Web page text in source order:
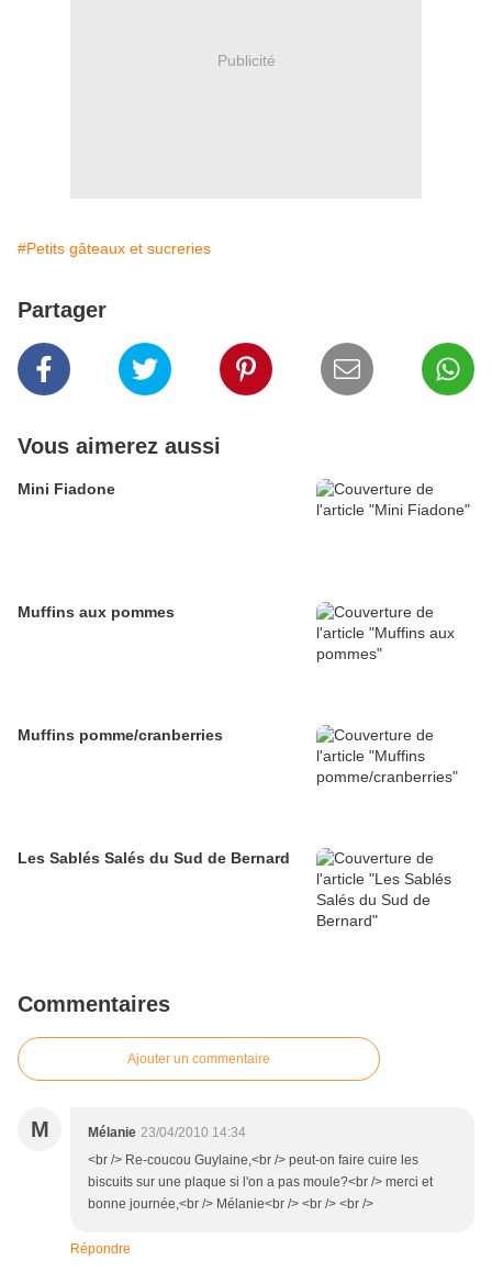
Publicité
#Petits gâteaux et sucreries
Partager
Vous aimerez aussi
Mini Fiadone
Muffins aux pommes
Muffins pomme/cranberries
Les Sablés Salés du Sud de Bernard
Commentaires
Ajouter un commentaire
M Mélanie 23/04/2010 14:34
<br /> Re-coucou Guylaine,<br /> peut-on faire cuire les
biscuits sur une plaque si l'on a pas moule?<br /> merci et
bonne journée,<br /> Mélanie<br /> <br /> <br />
Répondre